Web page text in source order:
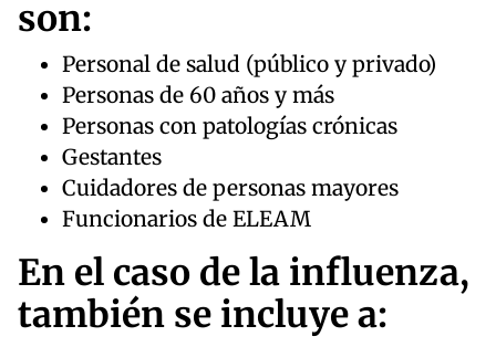
son:
Personal de salud (público y privado)
Personas de 60 años y más
Personas con patologías crónicas
Gestantes
Cuidadores de personas mayores
Funcionarios de ELEAM
En el caso de la influenza,
también se incluye a: